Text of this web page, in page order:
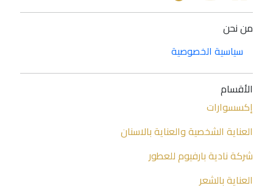
من نحن
سياسية الخصوصية
الأقسام
إكسسوارات
العناية الشخصية والعناية بالاسنان
شركة نادية بارفيوم للعطور
العناية بالشعر